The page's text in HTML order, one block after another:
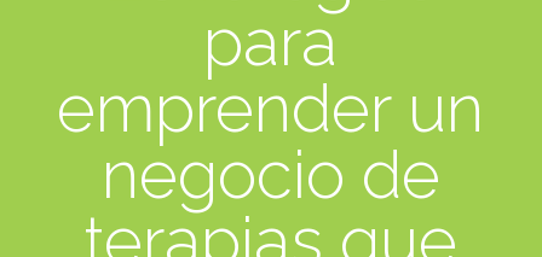
para
emprender un
negocio de
terapias que